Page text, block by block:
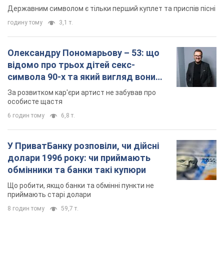
Державним символом є тільки перший куплет та приспів пісні
годину тому 3,1 т.
Олександру Пономарьову – 53: що
відомо про трьох дітей секс-
символа 90-х та який вигляд вони
мають
За розвитком кар'єри артист не забував про
особисте щастя
6 годин тому 6,8 т.
У ПриватБанку розповіли, чи дійсні
долари 1996 року: чи приймають
обмінники та банки такі купюри
Що робити, якщо банки та обмінні пункти не
приймають старі долари
8 годин тому 59,7 т.